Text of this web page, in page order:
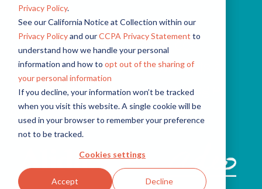
Privacy Policy.
See our California Notice at Collection within our
Privacy Policyand ourCCPA Privacy Statement to
understand how we handle your personal
information and how to opt out of the sharing of
your personal information
If you decline, your information won’t be tracked
when you visit this website. A single cookie will be
used in your browser to remember your preference
not to be tracked.
Cookies settings
Accept Decline
ADEO
ADEO relève le défi de la co-
construction avec ses habitants à
l’international avec la technologie
Alida
+